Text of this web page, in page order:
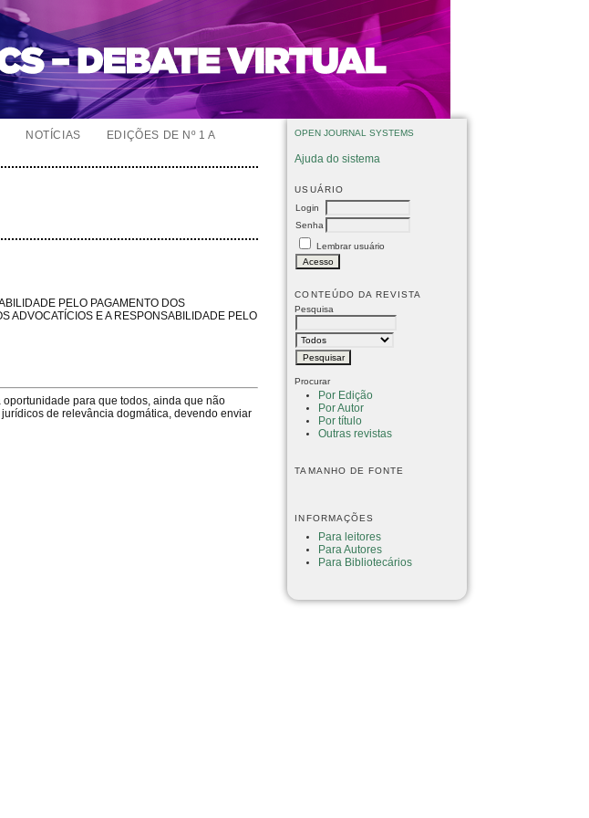
OPEN JOURNAL SYSTEMS
Ajuda do sistema
USUÁRIO
Login
Senha
Lembrar usuário
CONTEÚDO DA REVISTA
Pesquisa
Procurar
Por Edição
Por Autor
Por título
Outras revistas
TAMANHO DE FONTE
INFORMAÇÕES
Para leitores
Para Autores
Para Bibliotecários
NOTÍCIAS
EDIÇÕES DE Nº 1 A
PELO PAGAMENTO DOS
ADVOCATÍCIOS E A RESPONSABILIDADE PELO
oportunidade para que todos, ainda que não
de relevância dogmática, devendo enviar